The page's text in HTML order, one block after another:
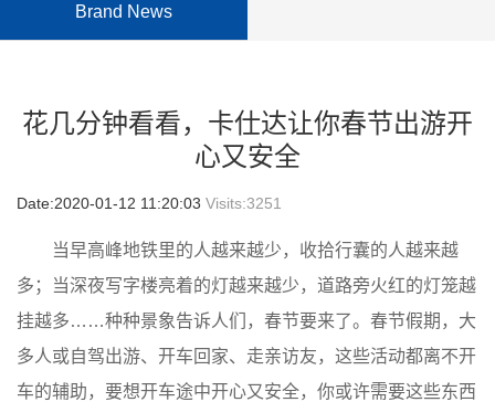
Brand News
花几分钟看看，卡仕达让你春节出游开
心又安全
Date:2020-01-12 11:20:03 Visits:3251
当早高峰地铁里的人越来越少，收拾行囊的人越来越
多；当深夜写字楼亮着的灯越来越少，道路旁火红的灯笼越
挂越多……种种景象告诉人们，春节要来了。春节假期，大
多人或自驾出游、开车回家、走亲访友，这些活动都离不开
车的辅助，要想开车途中开心又安全，你或许需要这些东西